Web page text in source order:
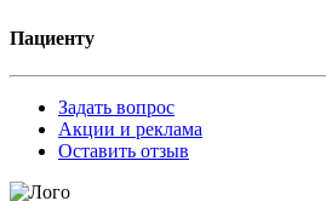
Пациенту
Задать вопрос
Акции и реклама
Оставить отзыв